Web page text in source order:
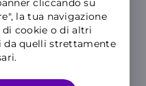
cliccando su
la tua navigazione
di cookie o di altri
quelli strettamente
17 Pro
256GB
di 129,99€